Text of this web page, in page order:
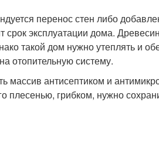
перенос стен либо
срок эксплуатации дома.
такой дом нужно утеплять и
отопительную систему.
массив антисептиком и
плесенью, грибком, нужно